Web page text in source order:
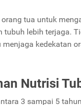
tua untuk
tubuh lebih terjaga.
kedekatan
Nutrisi
3 sampai 5